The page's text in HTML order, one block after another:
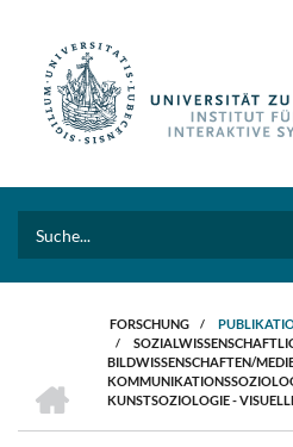
FORSCHUNG /
/
BILDWISSENSCHAFTEN/
KUNSTSOZIOLOGIE -